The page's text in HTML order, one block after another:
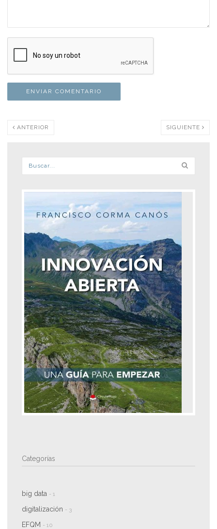
ANTERIOR SIGUIENTE
Formulario de búsqueda
Categorías
big data - 1
digitalización - 3
EFQM - 10